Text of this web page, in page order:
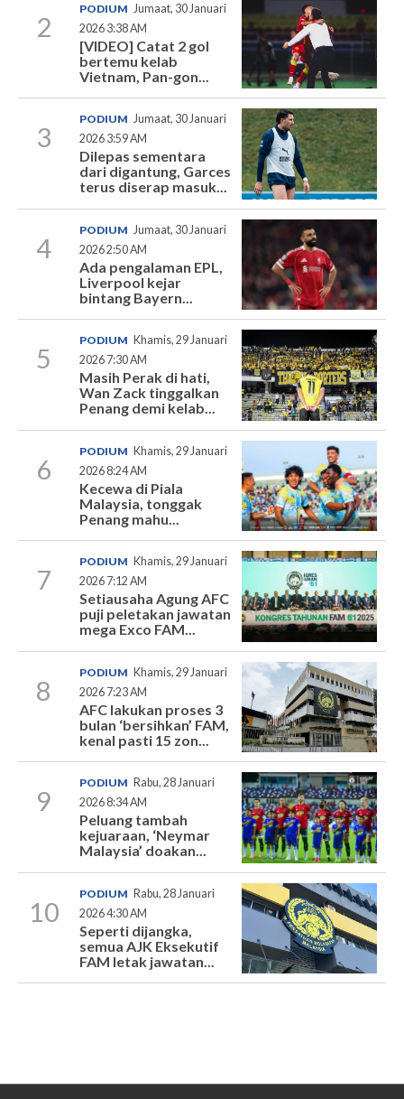
2
PODIUM Jumaat, 30 Januari
2026 3:38 AM
[VIDEO] Catat 2 gol
bertemu kelab
Vietnam, Pan-gon...
3
PODIUM Jumaat, 30 Januari
2026 3:59 AM
Dilepas sementara
dari digantung, Garces
terus diserap masuk...
4
PODIUM Jumaat, 30 Januari
2026 2:50 AM
Ada pengalaman EPL,
Liverpool kejar
bintang Bayern...
5
PODIUM Khamis, 29 Januari
2026 7:30 AM
Masih Perak di hati,
Wan Zack tinggalkan
Penang demi kelab...
6
PODIUM Khamis, 29 Januari
2026 8:24 AM
Kecewa di Piala
Malaysia, tonggak
Penang mahu...
7
PODIUM Khamis, 29 Januari
2026 7:12 AM
Setiausaha Agung AFC
puji peletakan jawatan
mega Exco FAM...
8
PODIUM Khamis, 29 Januari
2026 7:23 AM
AFC lakukan proses 3
bulan ‘bersihkan’ FAM,
kenal pasti 15 zon...
9
PODIUM Rabu, 28 Januari
2026 8:34 AM
Peluang tambah
kejuaraan, ‘Neymar
Malaysia’ doakan...
10
PODIUM Rabu, 28 Januari
2026 4:30 AM
Seperti dijangka,
semua AJK Eksekutif
FAM letak jawatan...